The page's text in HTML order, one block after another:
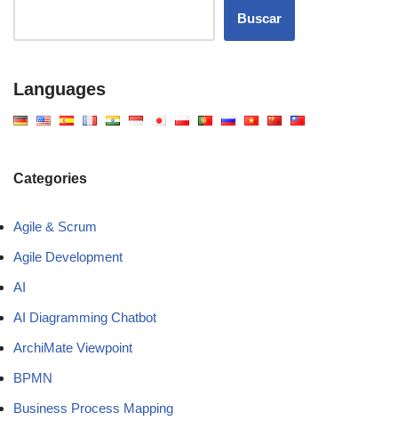
Buscar
Languages
Categories
Agile & Scrum
Agile Development
AI
AI Diagramming Chatbot
ArchiMate Viewpoint
BPMN
Business Process Mapping